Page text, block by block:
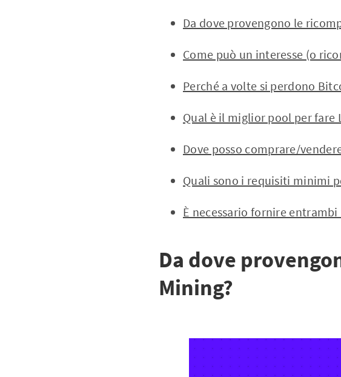
Da dove provengono le
Come può un interesse (o
Perché a volte si perdono
Qual è il miglior pool per fare
Dove posso comprare/
Quali sono i requisiti minimi
È necessario fornire
Da dove
Mining?